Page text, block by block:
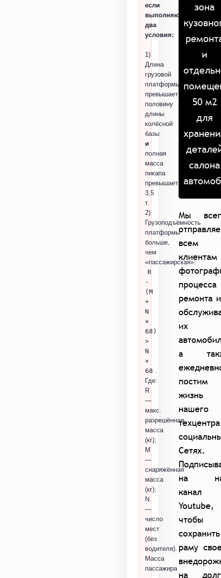
если
выполняются
два
условия:
1)
Длина
грузовой
платформы
превышает
половину
длины
колёсной
базы
и
полная
масса
пикапа
превышает
3,5
т.
2)
Грузоподъёмность
платформы
больше,
чем
«пассажирская»:
R
-
(M
+
N
×
68)
>
N
×
68 .
Где:
R
—
макс.
разрешённая
масса
(кг);
M
—
снаряжённая
масса
(кг);
N
—
число
мест
(без
водителя).
Масса
пассажира
зона
и
50 м2
для
салона
Мы
всем
клиентам
процесса
ремонта
их
а
постим
жизнь
нашего
Сетях.
на
канал
Youtube,
чтобы
сохранить
раму
на